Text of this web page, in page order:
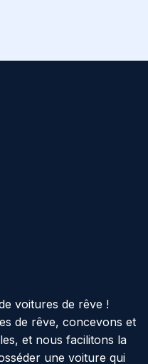
voitures de rêve !
de rêve, concevons et
et nous facilitons la
une voiture qui